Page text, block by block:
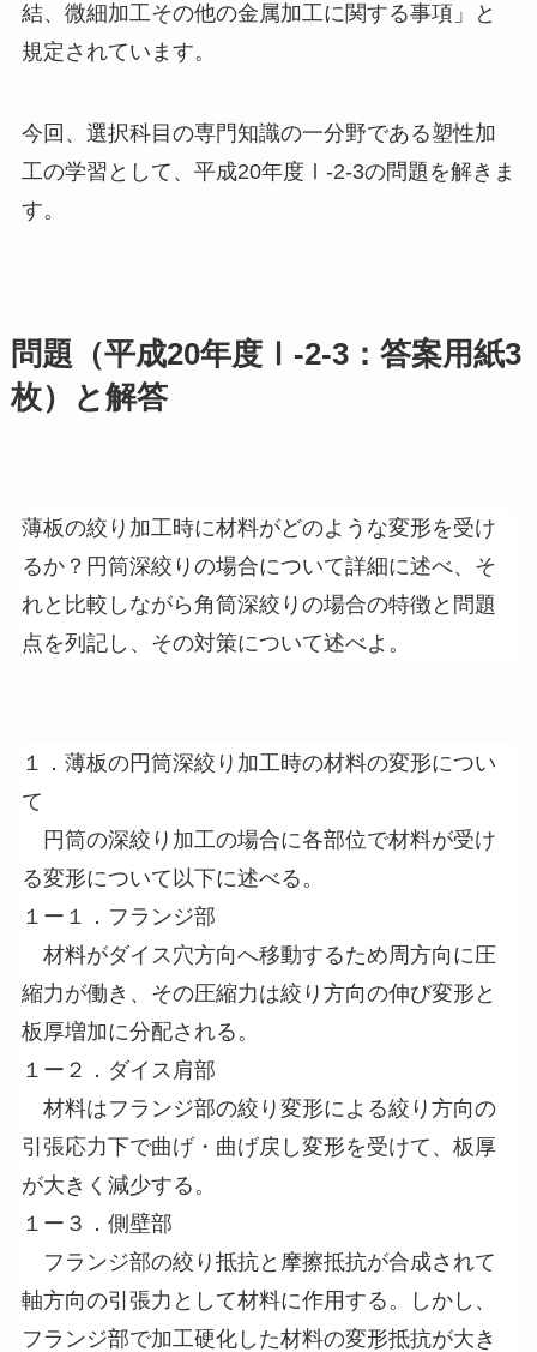
結、微細加工その他の金属加工に関する事項」と
規定されています。
今回、選択科目の専門知識の一分野である塑性加
工の学習として、平成20年度Ⅰ-2-3の問題を解きま
す。
問題（平成20年度Ⅰ-2-3：答案用紙3
枚）と解答
薄板の絞り加工時に材料がどのような変形を受け
るか？円筒深絞りの場合について詳細に述べ、そ
れと比較しながら角筒深絞りの場合の特徴と問題
点を列記し、その対策について述べよ。
１．薄板の円筒深絞り加工時の材料の変形につい
て
円筒の深絞り加工の場合に各部位で材料が受け
る変形について以下に述べる。
１ー１．フランジ部
材料がダイス穴方向へ移動するため周方向に圧
縮力が働き、その圧縮力は絞り方向の伸び変形と
板厚増加に分配される。
１ー２．ダイス肩部
材料はフランジ部の絞り変形による絞り方向の
引張応力下で曲げ・曲げ戻し変形を受けて、板厚
が大きく減少する。
１ー３．側壁部
フランジ部の絞り抵抗と摩擦抵抗が合成されて
軸方向の引張力として材料に作用する。しかし、
フランジ部で加工硬化した材料の変形抵抗が大き